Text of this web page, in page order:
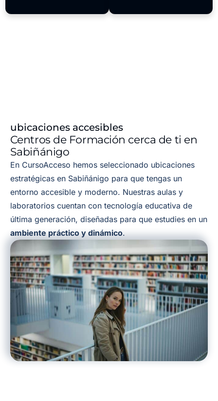
ubicaciones accesibles
Centros de Formación cerca de ti en
Sabiñánigo
En CursoAcceso hemos seleccionado ubicaciones
estratégicas en Sabiñánigo para que tengas un
entorno accesible y moderno. Nuestras aulas y
laboratorios cuentan con tecnología educativa de
última generación, diseñadas para que estudies en un
ambiente práctico y dinámico.